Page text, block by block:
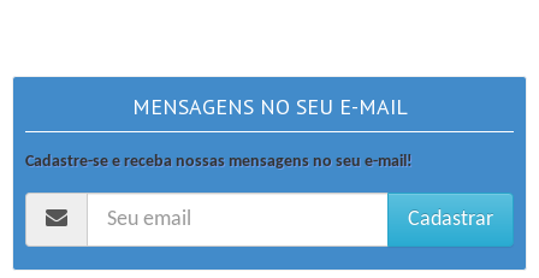
MENSAGENS NO SEU E-MAIL
Cadastre-se e receba nossas mensagens no seu e-mail!
Cadastrar